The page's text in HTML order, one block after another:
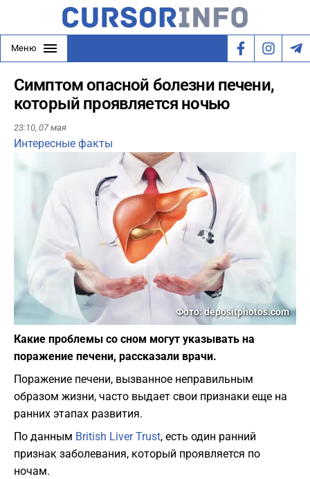
Меню
Симптом опасной болезни печени,
который проявляется ночью
23:10, 07 мая
Интересные факты
Фото: depositphotos.com
Какие проблемы со сном могут указывать на
поражение печени, рассказали врачи.
Поражение печени, вызванное неправильным
образом жизни, часто выдает свои признаки еще на
ранних этапах развития.
По данным British Liver Trust, есть один ранний
признак заболевания, который проявляется по
ночам.